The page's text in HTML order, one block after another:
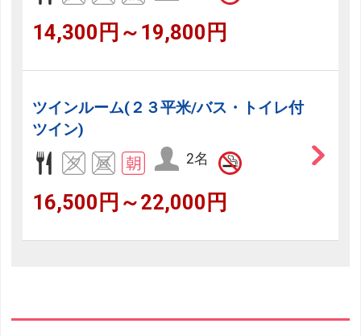
14,300円～19,800円
ツインルーム(２３平米/バス・トイレ付
ツイン)
2名
16,500円～22,000円